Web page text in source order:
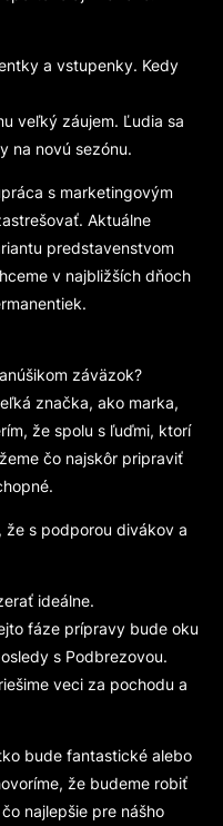
a vstupenky. Kedy
veľký záujem. Ľudia sa
na novú sezónu.
s marketingovým
Aktuálne
predstavenstvom
v najbližších dňoch
záväzok?
značka, ako marka,
že spolu s ľuďmi, ktorí
čo najskôr pripraviť
že s podporou divákov a
ideálne.
fáze prípravy bude oku
s Podbrezovou.
veci za pochodu a
bude fantastické alebo
že budeme robiť
najlepšie pre nášho